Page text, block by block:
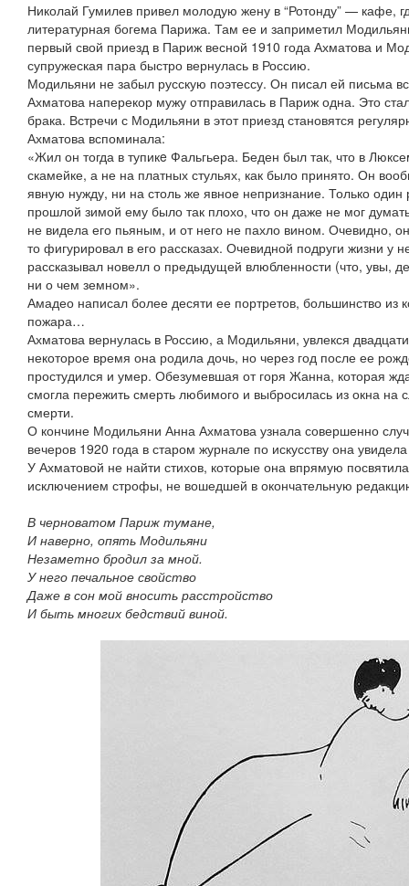
Николай Гумилев привел молодую жену в “Ротонду” — кафе,
литературная богема Парижа. Там ее и заприметил
первый свой приезд в Париж весной 1910 года Ахматова и
супружеская пара быстро вернулась в Россию.
Модильяни не забыл русскую поэтессу. Он писал ей письма
Ахматова наперекор мужу отправилась в Париж одна. Это
брака. Встречи с Модильяни в этот приезд становятся
Ахматова вспоминала:
«Жил он тогда в тупикe Фальгьера. Беден был так, что в
скамейке, а не на платных стульях, как было принято. Он
явную нужду, ни на столь же явное непризнание. Только один
прошлой зимой ему было так плохо, что он даже не мог
не видела его пьяным, и от него не пахло вином. Очевидно,
то фигурировал в его рассказах. Очевидной подруги жизни у
рассказывал новелл о предыдущей влюбленности (что, увы,
ни о чем земном».
Амадео написал более десяти ее портретов, большинство из
пожара…
Ахматова вернулась в Россию, а Модильяни, увлекся
некоторое время она родила дочь, но через год после ее
простудился и умер. Обезумевшая от горя Жанна, которая
смогла пережить смерть любимого и выбросилась из окна на
смерти.
О кончине Модильяни Анна Ахматова узнала совершенно
вечеров 1920 года в старом журнале по искусству она
У Ахматовой не найти стихов, которые она впрямую
исключением строфы, не вошедшей в окончательную
В черноватом Париж тумане,
И наверно, опять Модильяни
Незаметно бродил за мной.
У него печальное свойство
Даже в сон мой вносить расстройство
И быть многих бедствий виной.